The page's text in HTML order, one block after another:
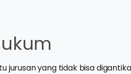
jurusan yang tidak bisa